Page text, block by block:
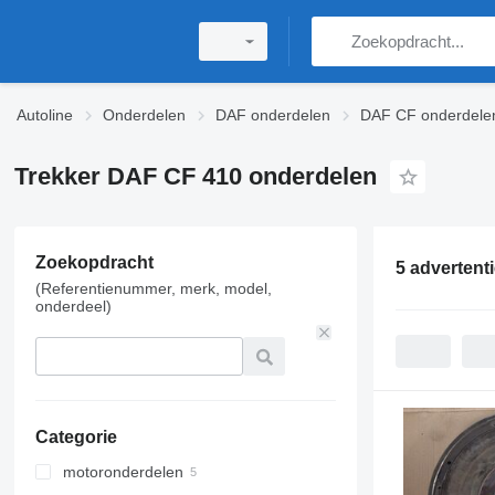
Autoline Onderdelen DAF onderdelen DAF CF
Trekker DAF CF 410 onderdelen
Zoekopdracht
(Referentienummer, merk, model,
onderdeel)
Categorie
motoronderdelen
5